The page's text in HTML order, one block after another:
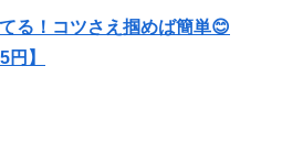
る！コツさえ掴めば簡単😊
】